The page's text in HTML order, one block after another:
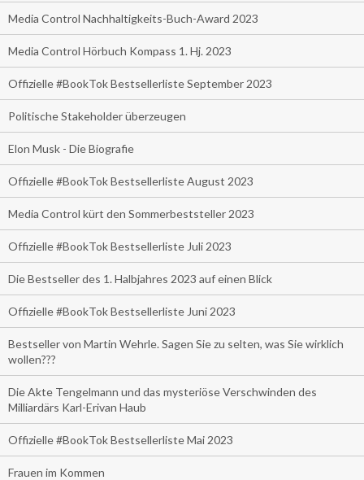
Media Control Nachhaltigkeits-Buch-Award 2023
Media Control Hörbuch Kompass 1. Hj. 2023
Offizielle #BookTok Bestsellerliste September 2023
Politische Stakeholder überzeugen
Elon Musk - Die Biografie
Offizielle #BookTok Bestsellerliste August 2023
Media Control kürt den Sommerbeststeller 2023
Offizielle #BookTok Bestsellerliste Juli 2023
Die Bestseller des 1. Halbjahres 2023 auf einen Blick
Offizielle #BookTok Bestsellerliste Juni 2023
Bestseller von Martin Wehrle. Sagen Sie zu selten, was Sie wirklich
wollen???
Die Akte Tengelmann und das mysteriöse Verschwinden des
Milliardärs Karl-Erivan Haub
Offizielle #BookTok Bestsellerliste Mai 2023
Frauen im Kommen